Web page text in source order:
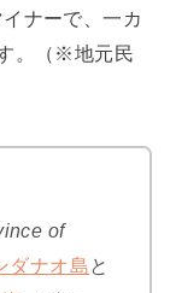
ナーで、一カ
。（※地元民
of
ダナオ島と